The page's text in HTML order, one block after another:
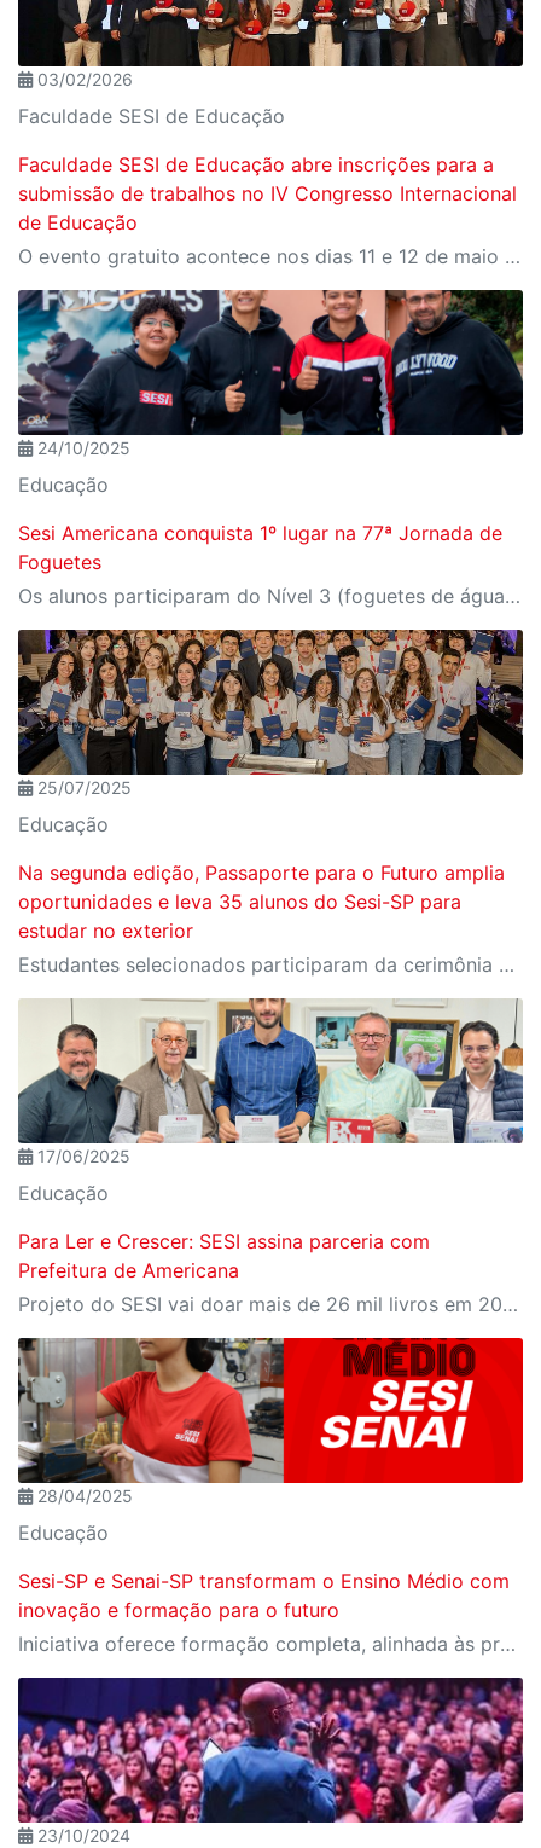
03/02/2026
Faculdade SESI de Educação
Faculdade SESI de Educação abre inscrições para a
submissão de trabalhos no IV Congresso Internacional
de Educação
O evento gratuito acontece nos dias 11 e 12 de maio e reunirá especialistas em torno do tema “Educação que Transforma”. As vagas para participação presencial são limitadas, e a submissão de trabalhos pode ser feita até 31 de março
24/10/2025
Educação
Sesi Americana conquista 1º lugar na 77ª Jornada de
Foguetes
Os alunos participaram do Nível 3 (foguetes de água e ar pressurizado)
25/07/2025
Educação
Na segunda edição, Passaporte para o Futuro amplia
oportunidades e leva 35 alunos do Sesi-SP para
estudar no exterior
Estudantes selecionados participaram da cerimônia oficial de entrega do passaporte, realizada no Espaço Nobre da Fiesp, em São Paulo
17/06/2025
Educação
Para Ler e Crescer: SESI assina parceria com
Prefeitura de Americana
Projeto do SESI vai doar mais de 26 mil livros em 2025
28/04/2025
Educação
Sesi-SP e Senai-SP transformam o Ensino Médio com
inovação e formação para o futuro
Iniciativa oferece formação completa, alinhada às profissões do futuro e aos desafios da nova indústria.
23/10/2024